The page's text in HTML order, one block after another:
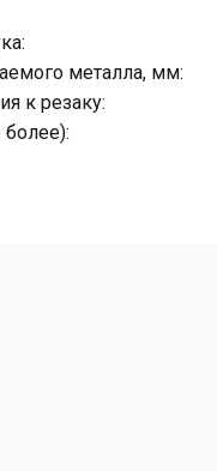
металла, мм:
к резаку:
более):